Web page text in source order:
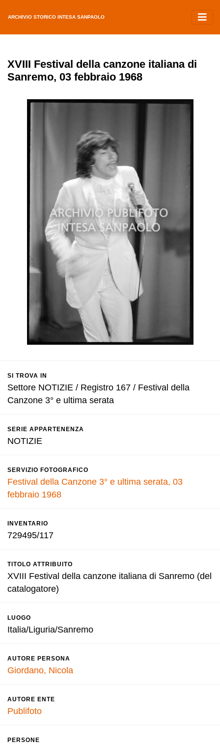
ARCHIVIO STORICO INTESA SANPAOLO
XVIII Festival della canzone italiana di
Sanremo, 03 febbraio 1968
SI TROVA IN
Settore NOTIZIE / Registro 167 / Festival della
Canzone 3° e ultima serata
SERIE APPARTENENZA
NOTIZIE
SERVIZIO FOTOGRAFICO
Festival della Canzone 3° e ultima serata, 03
febbraio 1968
INVENTARIO
729495/117
TITOLO ATTRIBUITO
XVIII Festival della canzone italiana di Sanremo (del
catalogatore)
LUOGO
Italia/Liguria/Sanremo
AUTORE PERSONA
Giordano, Nicola
AUTORE ENTE
Publifoto
PERSONE